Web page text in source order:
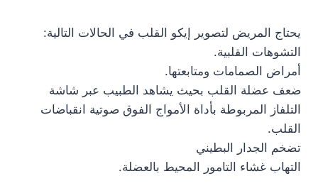
يحتاج المريض لتصوير إيكو القلب في الحالات التالية:
التشوهات القلبية.
أمراض الصمامات ومتابعتها.
ضعف عضلة القلب بحيث يشاهد الطبيب عبر شاشة
التلفاز المربوطة بأداة الأمواج الفوق صوتية انقباضات
القلب.
تضخم الجدار البطيني
التهاب غشاء التامور المحيط بالعضلة.